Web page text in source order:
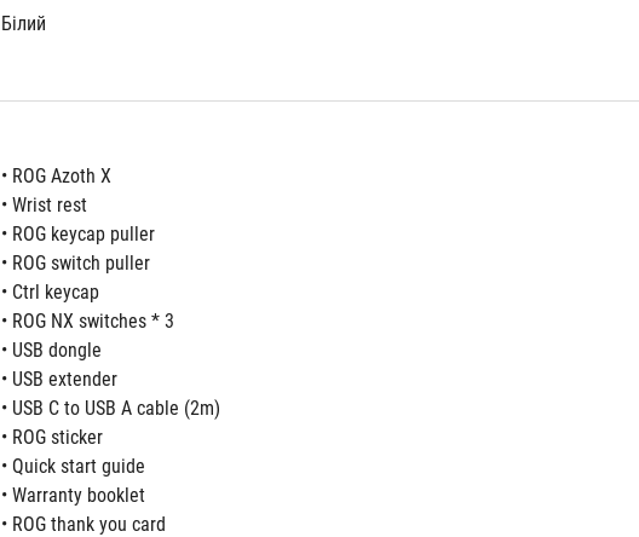
Білий
• ROG Azoth X
• Wrist rest
• ROG keycap puller
• ROG switch puller
• Ctrl keycap
• ROG NX switches * 3
• USB dongle
• USB extender
• USB C to USB A cable (2m)
• ROG sticker
• Quick start guide
• Warranty booklet
• ROG thank you card